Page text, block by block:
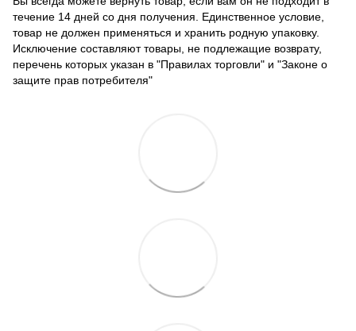
течение 14 дней со дня получения. Единственное условие,
товар не должен применяться и хранить родную упаковку.
Исключение составляют товары, не подлежащие возврату,
перечень которых указан в "Правилах торговли" и "Законе о
защите прав потребителя"